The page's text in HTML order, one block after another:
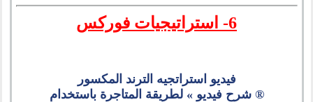
6- استراتيجيات فوركس
فيديو استراتجيه الترند المكسور
® شرح فيديو » لطريقة المتاجرة باستخدام